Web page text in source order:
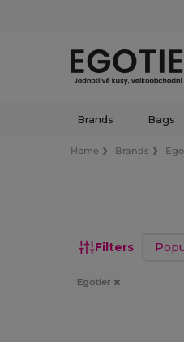
Brands Bags
Home Brands
Filters Sort by
Egotier